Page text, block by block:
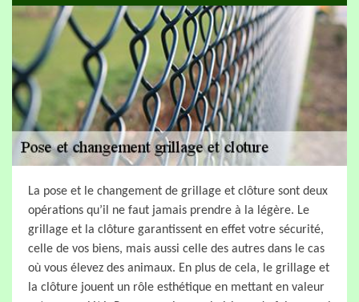
La pose et le changement de grillage et clôture sont deux
opérations qu’il ne faut jamais prendre à la légère. Le
grillage et la clôture garantissent en effet votre sécurité,
celle de vos biens, mais aussi celle des autres dans le cas
où vous élevez des animaux. En plus de cela, le grillage et
la clôture jouent un rôle esthétique en mettant en valeur